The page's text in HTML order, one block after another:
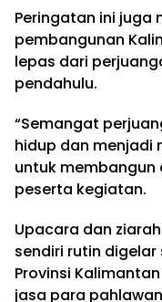
Peringatan ini juga
pembangunan
lepas dari
pendahulu.
“Semangat
hidup dan menjadi
untuk membangun
peserta kegiatan.
Upacara dan
sendiri rutin
Provinsi
jasa para